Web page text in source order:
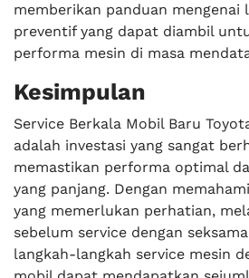
memberikan panduan mengenai
preventif yang dapat diambil
performa mesin di masa
Kesimpulan
Service Berkala Mobil Baru
adalah investasi yang sangat
memastikan performa optimal
yang panjang. Dengan
yang memerlukan perhatian,
sebelum service dengan
langkah-langkah service mesin